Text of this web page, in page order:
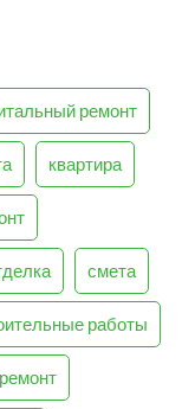
ремонт
квартира
смета
работы